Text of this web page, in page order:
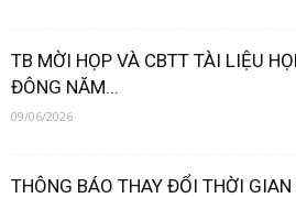
TB MỜI HỌP VÀ CBTT TÀI LIỆU
ĐÔNG NĂM...
09/06/2026
THÔNG BÁO THAY ĐỔI THỜI